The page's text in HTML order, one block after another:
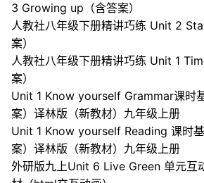
3 Growing up（含答案）
人教社八年级下册精讲巧练 Unit 2
案）
人教社八年级下册精讲巧练 Unit 1
案）
Unit 1 Know yourself Grammar课时
案）译林版（新教材）九年级上册
Unit 1 Know yourself Reading 课时
案）译林版（新教材）九年级上册
外研版九上Unit 6 Live Green 单元互